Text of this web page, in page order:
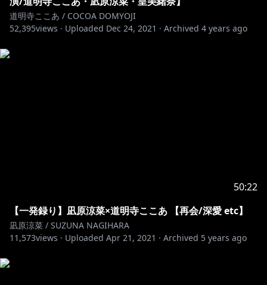
道明寺ここあ / COCOA DOMYOJI
52,395views · Uploaded Dec 24, 2021 · Archived 4 years ago
50:22
【一発録り】凪原涼菜×道明寺ここあ 【再会/深愛 etc】
凪原涼菜 / SUZUNA NAGIHARA
11,573views · Uploaded Apr 21, 2021 · Archived 5 years ago